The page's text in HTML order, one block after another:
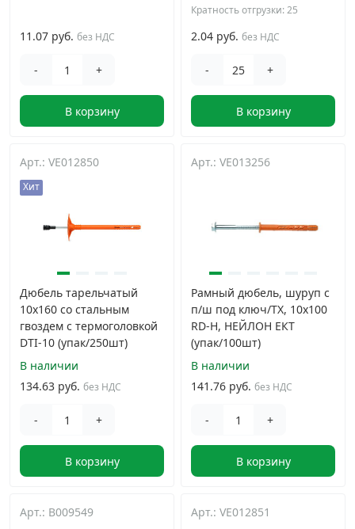
11.07 руб. без НДС
- +
В корзину
Кратность отгрузки: 25
2.04 руб. без НДС
- +
В корзину
Арт.: VE012850
Хит
Дюбель тарельчатый
10х160 со стальным
гвоздем с термоголовкой
DTI-10 (упак/250шт)
В наличии
134.63 руб. без НДС
- +
В корзину
Арт.: VE013256
Рамный дюбель, шуруп с
п/ш под ключ/TX, 10x100
RD-H, НЕЙЛОН EКТ
(упак/100шт)
В наличии
141.76 руб. без НДС
- +
В корзину
Арт.: B009549 Арт.: VE012851